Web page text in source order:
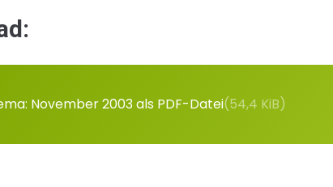
November 2003 als PDF-Datei(54,4 KiB)